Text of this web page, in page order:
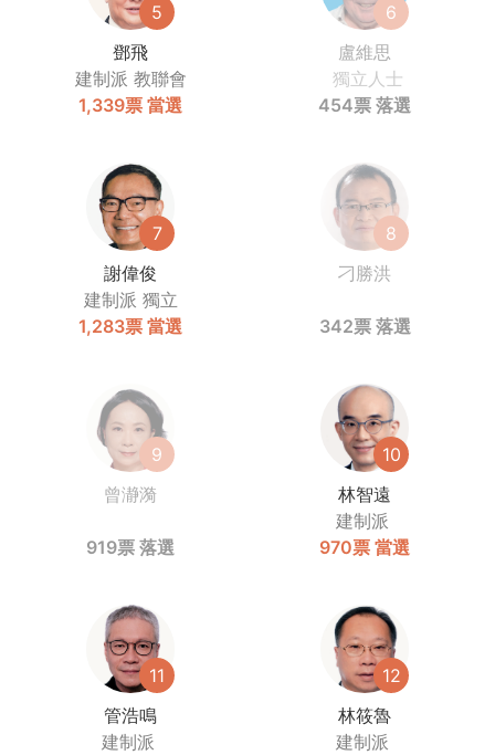
5
鄧飛
建制派 教聯會
1,339票 當選
6
盧維思
獨立人士
454票 落選
7
謝偉俊
建制派 獨立
1,283票 當選
8
刁勝洪
342票 落選
9
曾瀞漪
919票 落選
10
林智遠
建制派
970票 當選
11
管浩鳴
建制派
12
林筱魯
建制派